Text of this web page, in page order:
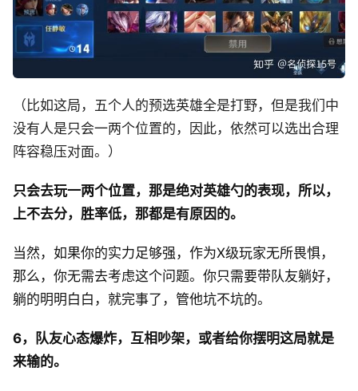
（比如这局，五个人的预选英雄全是打野，但是我们中
没有人是只会一两个位置的，因此，依然可以选出合理
阵容稳压对面。）
只会去玩一两个位置，那是绝对英雄勺的表现，所以，
上不去分，胜率低，那都是有原因的。
当然，如果你的实力足够强，作为X级玩家无所畏惧，
那么，你无需去考虑这个问题。你只需要带队友躺好，
躺的明明白白，就完事了，管他坑不坑的。
6，队友心态爆炸，互相吵架，或者给你摆明这局就是
来输的。